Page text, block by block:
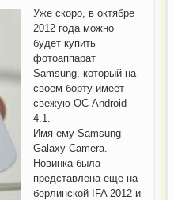
Уже скоро, в октябре
2012 года можно
будет купить
фотоаппарат
Samsung, который на
своем борту имеет
свежую ОС Android
4.1.
Имя ему Samsung
Galaxy Camera.
Новинка была
представлена еще на
берлинской IFA 2012 и